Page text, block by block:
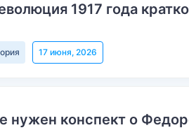
1917 года
17 июня, 2026
нужен конспект о